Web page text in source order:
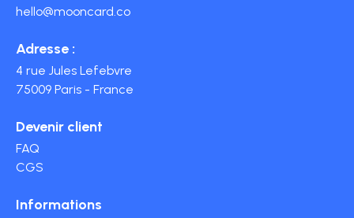
hello@mooncard.co
Adresse :
4 rue Jules Lefebvre
75009 Paris - France
Devenir client
FAQ
CGS
Informations